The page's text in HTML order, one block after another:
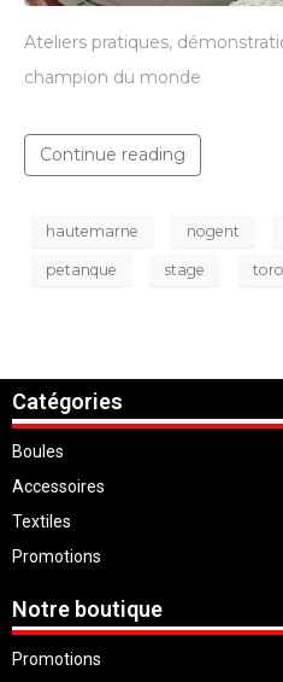
Ateliers pratiques,
champion du monde
Continue reading
hautemarne nogent
petanque stage toro
Catégories
Boules
Accessoires
Textiles
Promotions
Notre boutique
Promotions